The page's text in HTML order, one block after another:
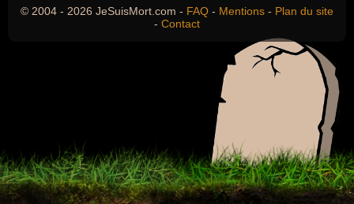
© 2004 - 2026 JeSuisMort.com - FAQ - Mentions - Plan du site
- Contact